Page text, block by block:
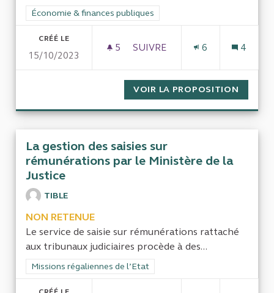
Filtrer les résultats de la catégorie : Économie & finances
Économie & finances publiques
CRÉÉ LE
15/10/2023
5 5 ABONNÉS
SUIVRE
6 4
VOIR LA PROPOSITION
La gestion des saisies sur
rémunérations par le Ministère de la
Justice
TIBLE
NON RETENUE
Le service de saisie sur rémunérations rattaché
aux tribunaux judiciaires procède à des...
Filtrer les résultats de la catégorie : Missions régaliennes de
Missions régaliennes de l’Etat